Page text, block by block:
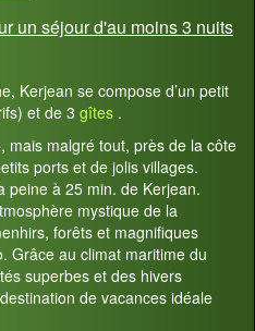
un séjour d'au moins 3 nuits
Kerjean se compose d’un petit
et de 3 gîtes .
mais malgré tout, près de la côte
ports et de jolis villages.
peine à 25 min. de Kerjean.
mystique de la
forêts et magnifiques
Grâce au climat maritime du
superbes et des hivers
de vacances idéale